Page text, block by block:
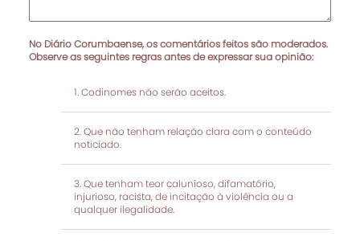
No Diário Corumbaense, os comentários feitos são moderados.
Observe as seguintes regras antes de expressar sua opinião:
Codinomes não serão aceitos.
Que não tenham relação clara com o conteúdo
noticiado.
Que tenham teor calunioso, difamatório,
injurioso, racista, de incitação à violência ou a
qualquer ilegalidade.